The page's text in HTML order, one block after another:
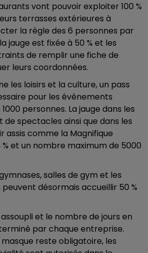
vont pouvoir exploiter 100 %
terrasses extérieures à
la règle des 6 personnes par
jauge est fixée à 50 % et les
de remplir une fiche de
leurs coordonnées.
les loisirs et la culture, un pass
pour les évènements
personnes. La jauge dans les
de spectacles ainsi que dans les
assis comme la Magnifique
et un nombre maximum de 5000
salles de gym et les
désormais accueillir 50 %
et le nombre de jours en
par chaque entreprise.
reste obligatoire, les